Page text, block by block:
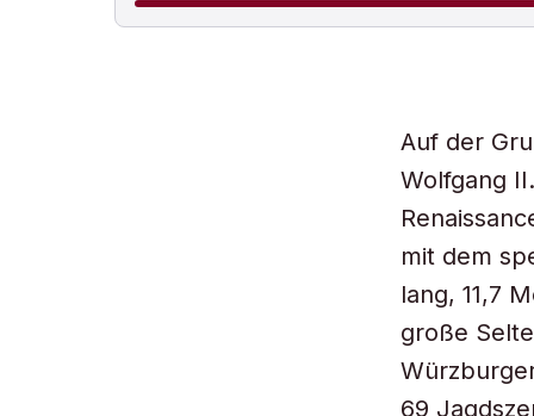
Auf der
Wolfgang
mit dem
lang, 11,7
große
69